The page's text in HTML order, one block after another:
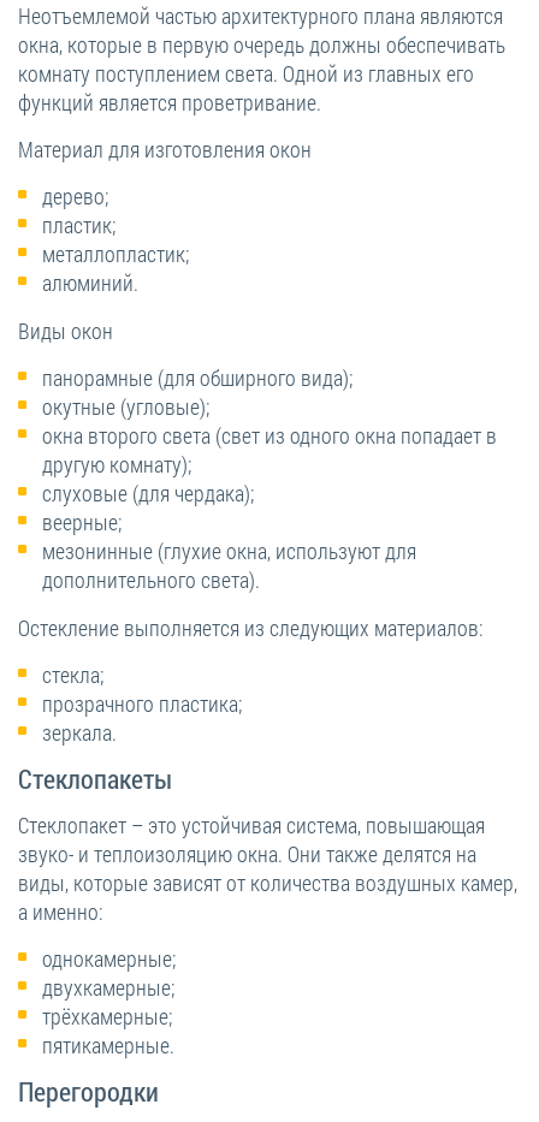
Неотъемлемой частью архитектурного плана являются
окна, которые в первую очередь должны обеспечивать
комнату поступлением света. Одной из главных его
функций является проветривание.
Материал для изготовления окон
дерево;
пластик;
металлопластик;
алюминий.
Виды окон
панорамные (для обширного вида);
окутные (угловые);
окна второго света (свет из одного окна попадает в
другую комнату);
слуховые (для чердака);
веерные;
мезонинные (глухие окна, используют для
дополнительного света).
Остекление выполняется из следующих материалов:
стекла;
прозрачного пластика;
зеркала.
Стеклопакеты
Стеклопакет – это устойчивая система, повышающая
звуко- и теплоизоляцию окна. Они также делятся на
виды, которые зависят от количества воздушных камер,
а именно:
однокамерные;
двухкамерные;
трёхкамерные;
пятикамерные.
Перегородки